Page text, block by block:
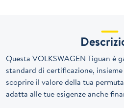
Questa VOLKSWAGEN Tiguan è
standard di certificazione,
scoprire il valore della tua
adatta alle tue esigenze anche